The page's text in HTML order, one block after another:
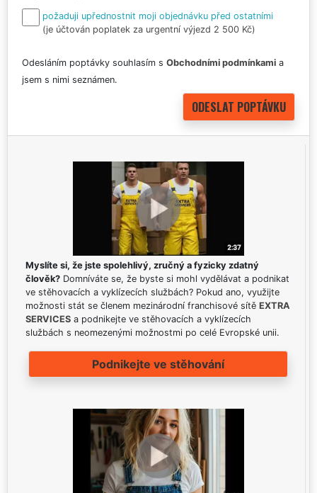
požaduji upřednostnit moji objednávku před ostatními
(je účtován poplatek za urgentní výjezd 2 500 Kč)
Odesláním poptávky souhlasím s Obchodními podmínkami a
jsem s nimi seznámen.
Myslíte si, že jste spolehlivý, zručný a fyzicky zdatný
člověk? Domníváte se, že byste si mohl vydělávat a podnikat
ve stěhovacích a vyklízecích službách? Pokud ano, využijte
možnosti stát se členem mezinárodní franchisové sítě EXTRA
SERVICES a podnikejte ve stěhovacích a vyklízecích
službách s neomezenými možnostmi po celé Evropské unii.
Podnikejte ve stěhování